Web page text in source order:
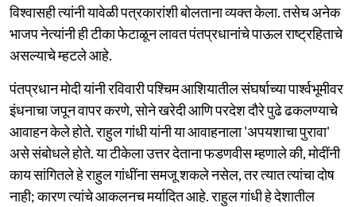
विश्वासही त्यांनी यावेळी पत्रकारांशी बोलताना व्यक्त केला. तसेच अनेक
भाजप नेत्यांनी ही टीका फेटाळून लावत पंतप्रधानांचे पाऊल राष्ट्रहिताचे
असल्याचे म्हटले आहे.
पंतप्रधान मोदी यांनी रविवारी पश्चिम आशियातील संघर्षाच्या पार्श्वभूमीवर
इंधनाचा जपून वापर करणे, सोने खरेदी आणि परदेश दौरे पुढे ढकलण्याचे
आवाहन केले होते. राहुल गांधी यांनी या आवाहनाला 'अपयशाचा पुरावा'
असे संबोधले होते. या टीकेला उत्तर देताना फडणवीस म्हणाले की, मोदींनी
काय सांगितले हे राहुल गांधींना समजू शकले नसेल, तर त्यात त्यांचा दोष
नाही; कारण त्यांचे आकलनच मर्यादित आहे. राहुल गांधी हे देशातील